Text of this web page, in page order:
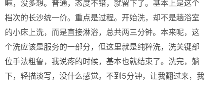
嘛，没多想。普通，态度不错，就留下了。基本上是这个
档次的长沙统一价。重点是过程。开始洗，却不是趟浴室
的小床上洗，而是直接淋浴，总共两三分钟。本来呢，这
个洗应该是服务的一部分，但这里就是纯粹洗，洗关键部
位手法粗鲁，我说疼的时候，基本也就结束了。洗完，躺
下，轻描淡写，没什么感觉。不到5分钟，让我翻过来，我